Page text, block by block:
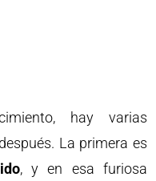
hay varias
La primera es
, y en esa furiosa